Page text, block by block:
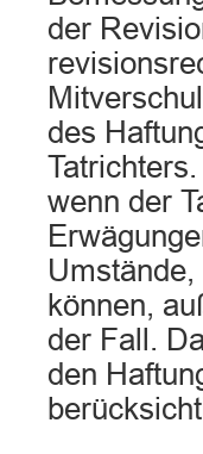
der
des
wenn der
können,
der Fall.
den